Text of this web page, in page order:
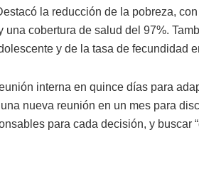
la reducción de la pobreza,
una cobertura de salud del 97%.
y de la tasa de fecundidad
interna en quince días para
nueva reunión en un mes para
para cada decisión, y buscar